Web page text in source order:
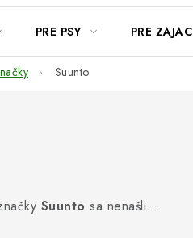
PRE PSY PRE
Suunto
Suunto sa nenašli...